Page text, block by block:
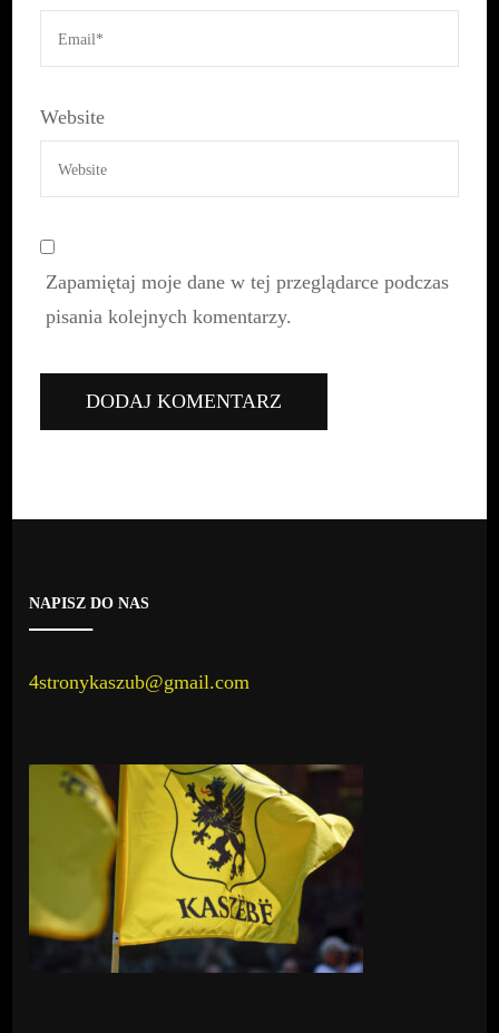
Website
Zapamiętaj moje dane w tej przeglądarce podczas
pisania kolejnych komentarzy.
NAPISZ DO NAS
4stronykaszub@gmail.com